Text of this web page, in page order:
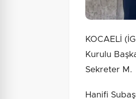
KOCAELİ
Kurulu
Sekreter M.
Hanifi